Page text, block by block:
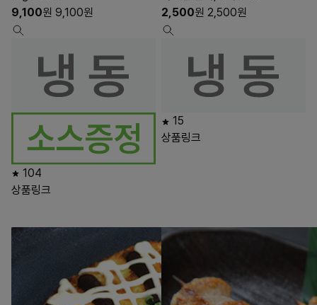
9,100원 9,100원
104
상품링크
2,500원 2,500원
15
상품링크